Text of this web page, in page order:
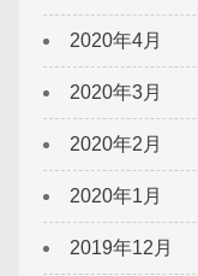
2020年4月
2020年3月
2020年2月
2020年1月
2019年12月